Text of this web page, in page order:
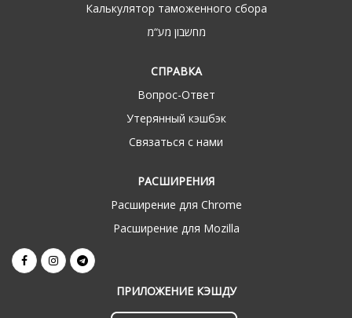
Калькулятор таможенного сбора
מחשבון מע“מ
СПРАВКА
Вопрос-Ответ
Утерянный кэшбэк
Связаться с нами
РАСШИРЕНИЯ
Расширение для Chrome
Расширение для Mozilla
ПРИЛОЖЕНИЕ КЭШДУ